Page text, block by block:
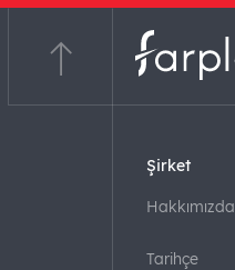
Şirket
Hakkımızda
Tarihçe